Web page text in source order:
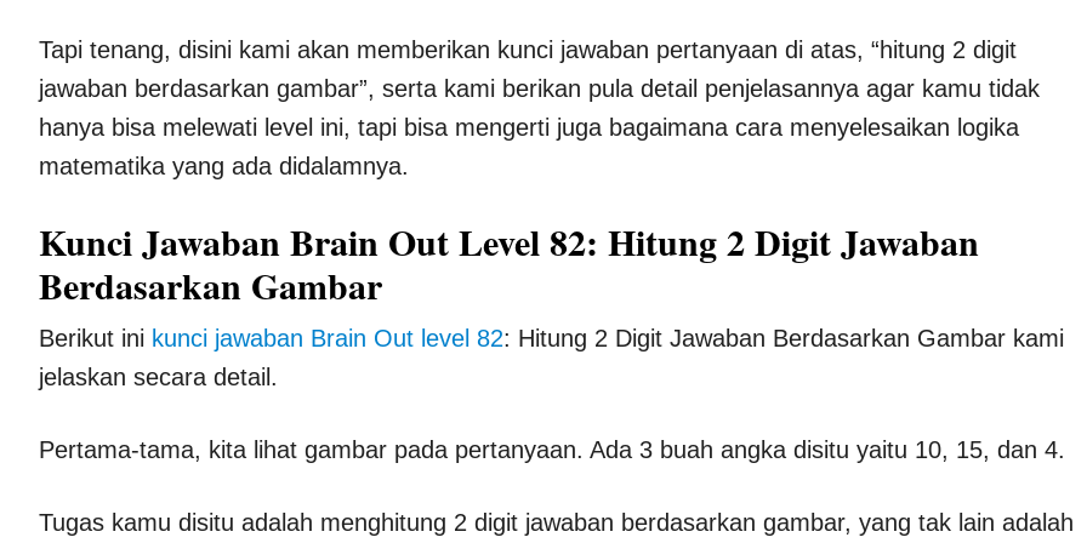
Tapi tenang, disini kami akan memberikan kunci jawaban pertanyaan di atas, “hitung 2 digit
jawaban berdasarkan gambar”, serta kami berikan pula detail penjelasannya agar kamu tidak
hanya bisa melewati level ini, tapi bisa mengerti juga bagaimana cara menyelesaikan logika
matematika yang ada didalamnya.
Kunci Jawaban Brain Out Level 82: Hitung 2 Digit Jawaban
Berdasarkan Gambar
Berikut ini kunci jawaban Brain Out level 82: Hitung 2 Digit Jawaban Berdasarkan Gambar kami
jelaskan secara detail.
Pertama-tama, kita lihat gambar pada pertanyaan. Ada 3 buah angka disitu yaitu 10, 15, dan 4.
Tugas kamu disitu adalah menghitung 2 digit jawaban berdasarkan gambar, yang tak lain adalah